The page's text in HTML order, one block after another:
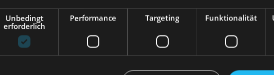
Unbedingt
erforderlich
Performance Targeting Funktionalität